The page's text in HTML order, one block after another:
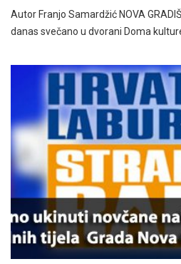
Autor Franjo Samardžić NOVA
danas svečano u dvorani Doma